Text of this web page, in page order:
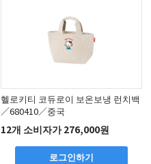
헬로키티 코듀로이 보온보냉 런치백
／680410／중국
12개 소비자가 276,000원
로그인하기